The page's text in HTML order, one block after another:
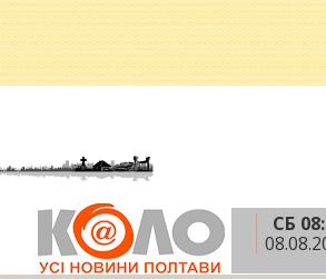
СБ
Головна » Новини »
Полтаву, аби створити книгу